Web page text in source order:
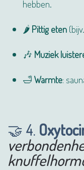
hebben.
🌶️ Pittig eten
🎶 Muziek
🛁 Warmte:
🤝 4.